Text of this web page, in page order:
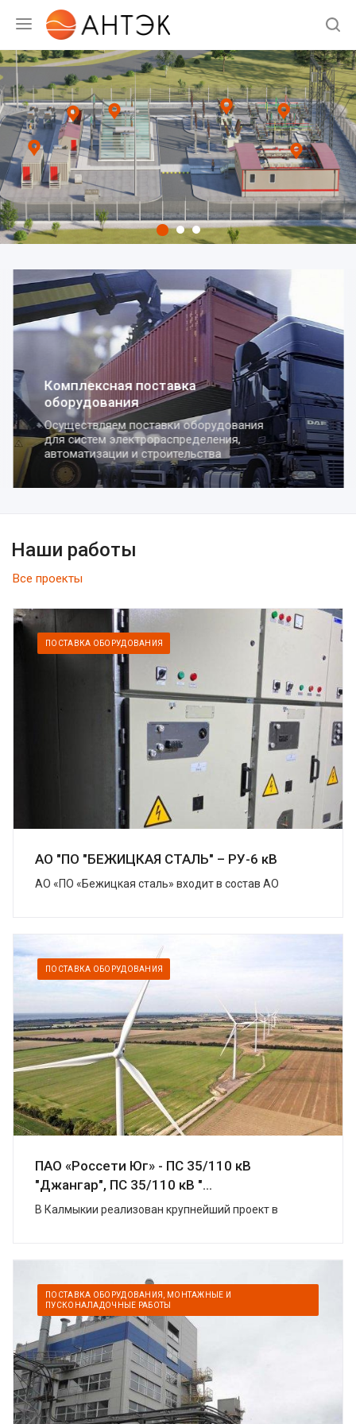
Комплексная поставка
оборудования
Осуществляем поставки оборудования
для систем электрораспределения,
автоматизации и строительства
Все проекты
Наши работы
ПОСТАВКА ОБОРУДОВАНИЯ
АО "ПО "БЕЖИЦКАЯ СТАЛЬ" – РУ-6 кВ
АО «ПО «Бежицкая сталь» входит в состав АО
ПОСТАВКА ОБОРУДОВАНИЯ
ПАО «Россети Юг» - ПС 35/110 кВ
"Джангар", ПС 35/110 кВ "...
В Калмыкии реализован крупнейший проект в
построили в Цел...
ПОСТАВКА ОБОРУДОВАНИЯ, МОНТАЖНЫЕ И
ПУСКОНАЛАДОЧНЫЕ РАБОТЫ